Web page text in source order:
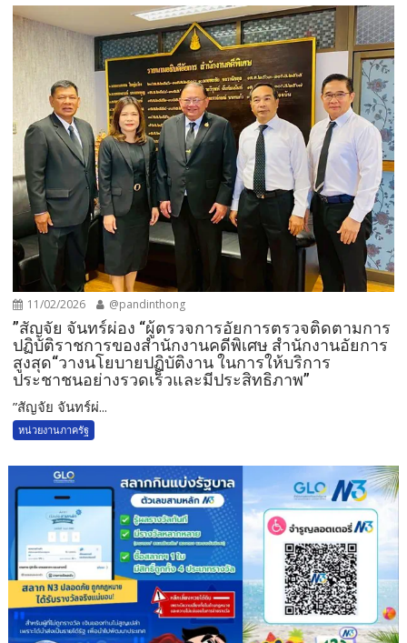
11/02/2026 @pandinthong
”สัญจัย จันทร์ผ่อง “ผู้ตรวจการอัยการตรวจติดตามการ
ปฏิบัติราชการของสำนักงานคดีพิเศษ สำนักงานอัยการ
สูงสุด“วางนโยบายปฏิบัติงาน ในการให้บริการ
ประชาชนอย่างรวดเร็วและมีประสิทธิภาพ”
”สัญจัย จันทร์ผ่...
หน่วยงานภาครัฐ